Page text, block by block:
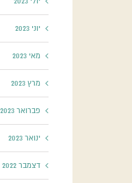
יוני 2023
מאי 2023
מרץ 2023
פברואר 2023
ינואר 2023
דצמבר 2022